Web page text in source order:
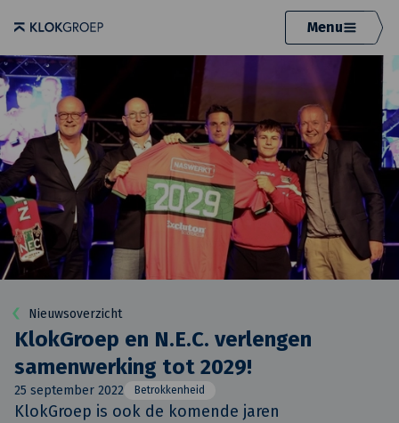
Menu
Nieuwsoverzicht
KlokGroep en N.E.C. verlengen
samenwerking tot 2029!
25 september 2022 Betrokkenheid
KlokGroep is ook de komende jaren